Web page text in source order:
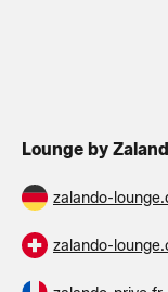
Lounge by
zalando-
zalando-